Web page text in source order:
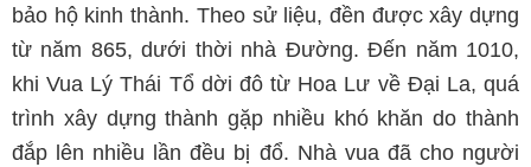
bảo hộ kinh thành. Theo sử liệu, đền được xây dựng
từ năm 865, dưới thời nhà Đường. Đến năm 1010,
khi Vua Lý Thái Tổ dời đô từ Hoa Lư về Đại La, quá
trình xây dựng thành gặp nhiều khó khăn do thành
đắp lên nhiều lần đều bị đổ. Nhà vua đã cho người